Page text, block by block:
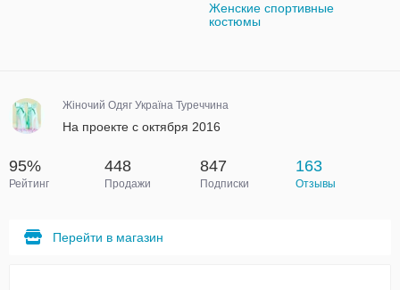
Женские спортивные
костюмы
Жіночий Одяг Україна Туреччина
На проекте с октября 2016
95%
Рейтинг
448
Продажи
847
Подписки
163
Отзывы
Перейти в магазин